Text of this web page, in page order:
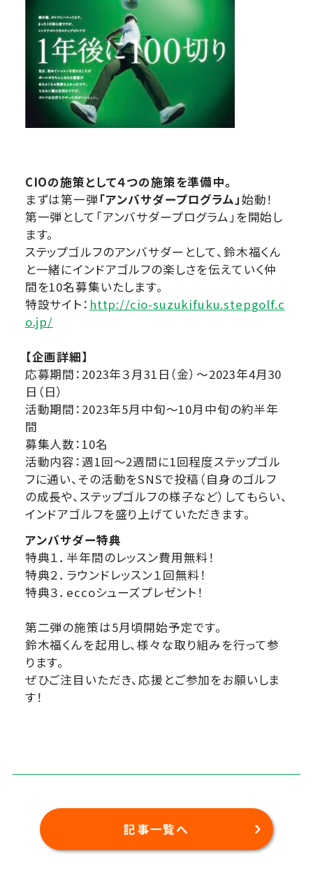
CIOの施策として４つの施策を準備中。
まずは第⼀弾「アンバサダープログラム」始動！
第⼀弾として「アンバサダープログラム」を開始し
ます。
ステップゴルフのアンバサダーとして、鈴⽊福くん
と⼀緒にインドアゴルフの楽しさを伝えていく仲
間を10名募集いたします。
特設サイト： http://cio-suzukifuku.stepgolf.c
o.jp/
【企画詳細】
応募期間：2023年３⽉31⽇（⾦）〜2023年4⽉30
⽇（⽇）
活動期間：2023年5⽉中旬〜10⽉中旬の約半年
間
募集⼈数：10名
活動内容：週1回〜2週間に1回程度ステップゴル
フに通い、その活動をSNSで投稿（⾃⾝のゴルフ
の成⻑や、ステップゴルフの様⼦など）してもらい、
インドアゴルフを盛り上げていただきます。
アンバサダー特典
特典１．半年間のレッスン費⽤無料！
特典２．ラウンドレッスン１回無料！
特典３．eccoシューズプレゼント！
第⼆弾の施策は5⽉頃開始予定です。
鈴⽊福くんを起⽤し、様々な取り組みを⾏って参
ります。
ぜひご注⽬いただき、応援とご参加をお願いしま
す！
記事一覧へ